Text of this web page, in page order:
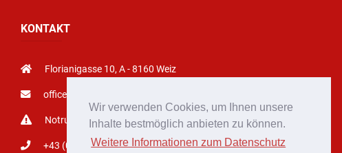
Wir verwenden Cookies, um Ihnen unsere
Inhalte bestmöglich anbieten zu können.
Weitere Informationen zum Datenschutz
KONTAKT
Florianigasse 10, A - 8160 Weiz
office@stadtfeuerwehr-weiz.at
Notruf 122
+43 (0)3172 2222